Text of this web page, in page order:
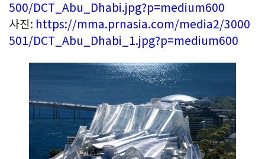
500/DCT_Abu_Dhabi.jpg?p=medium600
사진: https://mma.prnasia.com/media2/3000
501/DCT_Abu_Dhabi_1.jpg?p=medium600